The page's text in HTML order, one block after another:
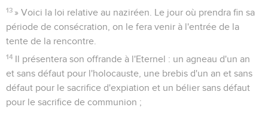
13 » Voici la loi relative au naziréen. Le jour où prendra fin sa
période de consécration, on le fera venir à l'entrée de la
tente de la rencontre.
14 Il présentera son offrande à l'Eternel : un agneau d'un an
et sans défaut pour l'holocauste, une brebis d'un an et sans
défaut pour le sacrifice d'expiation et un bélier sans défaut
pour le sacrifice de communion ;